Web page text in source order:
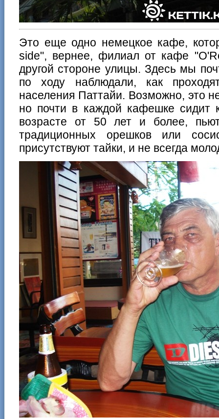
Это еще одно немецкое кафе,
side", вернее, филиал от кафе
другой стороне улицы. Здесь мы
по ходу наблюдали, как
населения Паттайи. Возможно, это
но почти в каждой кафешке сидит
возрасте от 50 лет и более,
традиционных орешков или
присутствуют тайки, и не всегда